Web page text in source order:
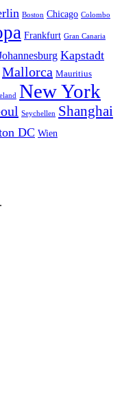
Boston Chicago Colombo
Frankfurt Gran Canaria
Kapstadt
Mallorca Mauritius
New York
Seychellen Shanghai
DC Wien